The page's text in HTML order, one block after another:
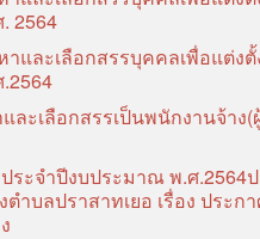
2564
และเลือกสรรบุคคลเพื่อแต่ง
ะเลือกสรรเป็นพนักงานจ้าง(
ระจำปีงบประมาณ พ.ศ.2564
บลปราสาทเยอ เรื่อง ประก